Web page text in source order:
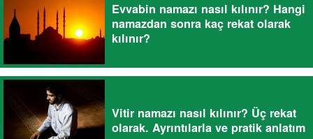
Evvabin namazı nasıl kılınır? Hangi
namazdan sonra kaç rekat olarak
kılınır?
Vitir namazı nasıl kılınır? Üç rekat
olarak. Ayrıntılarla ve pratik anlatım